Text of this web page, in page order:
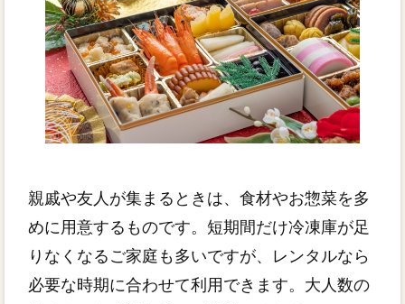
親戚や友人が集まるときは、食材やお惣菜を多
めに用意するものです。短期間だけ冷凍庫が足
りなくなるご家庭も多いですが、レンタルなら
必要な時期に合わせて利用できます。大人数の